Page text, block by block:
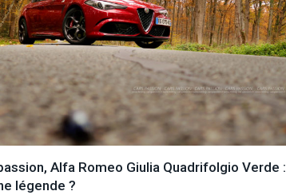
Alfa Romeo Giulia Quadrifolgio Verde :
légende ?